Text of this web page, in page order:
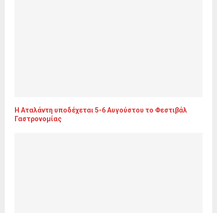
Η Αταλάντη υποδέχεται 5-6 Αυγούστου το Φεστιβάλ
Γαστρονομίας